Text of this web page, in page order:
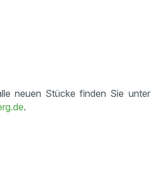
neuen Stücke finden Sie unter
.